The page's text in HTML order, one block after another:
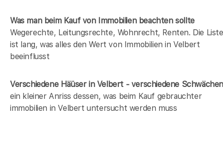
Was man beim Kauf von Immobilien beachten sollte
Wegerechte, Leitungsrechte, Wohnrecht, Renten. Die Liste
ist lang, was alles den Wert von Immobilien in Velbert
beeinflusst
Verschiedene Häüser in Velbert - verschiedene Schwächen
ein kleiner Anriss dessen, was beim Kauf gebrauchter
immobilien in Velbert untersucht werden muss